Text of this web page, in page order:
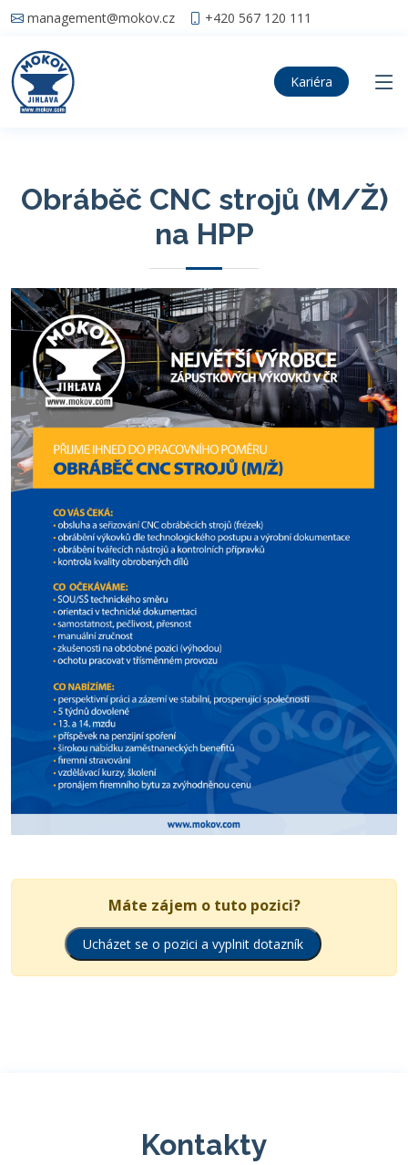
management@mokov.cz +420 567 120 111
Kariéra
Obráběč CNC strojů (M/Ž)
na HPP
Máte zájem o tuto pozici?
Ucházet se o pozici a vyplnit dotazník
Kontakty